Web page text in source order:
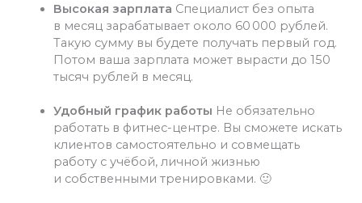
Высокая зарплата Специалист без опыта
в месяц зарабатывает около 60 000 рублей.
Такую сумму вы будете получать первый год.
Потом ваша зарплата может вырасти до 150
тысяч рублей в месяц.
Удобный график работы Не обязательно
работать в фитнес-центре. Вы сможете искать
клиентов самостоятельно и совмещать
работу с учёбой, личной жизнью
и собственными тренировками. 🙂